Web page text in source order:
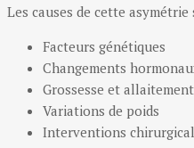
Les causes de cette
Facteurs génétiques
Changements
Grossesse et allaitement
Variations de poids
Interventions